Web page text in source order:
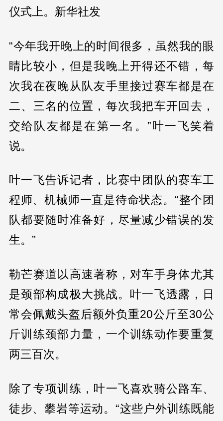
仪式上。新华社发
“今年我开晚上的时间很多，虽然我的眼
睛比较小，但是我晚上开得还不错，每
次我在夜晚从队友手里接过赛车都是在
二、三名的位置，每次我把车开回去，
交给队友都是在第一名。”叶一飞笑着
说。
叶一飞告诉记者，比赛中团队的赛车工
程师、机械师一直是待命状态。“整个团
队都要随时准备好，尽量减少错误的发
生。”
勒芒赛道以高速著称，对车手身体尤其
是颈部构成极大挑战。叶一飞透露，日
常会佩戴头盔后额外负重20公斤至30公
斤训练颈部力量，一个训练动作要重复
两三百次。
除了专项训练，叶一飞喜欢骑公路车、
徒步、攀岩等运动。“这些户外训练既能